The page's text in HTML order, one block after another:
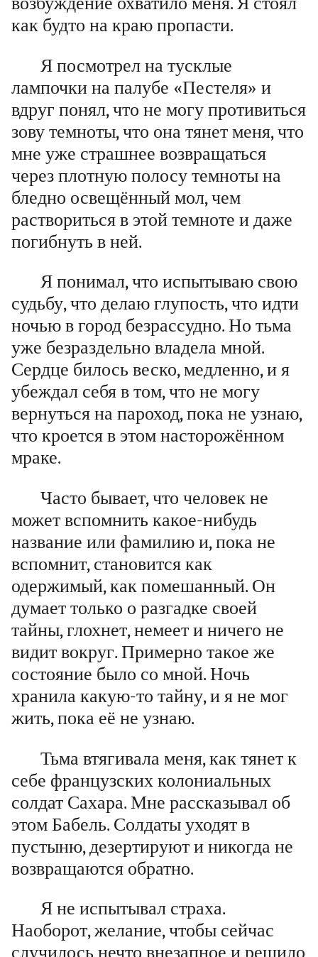
как будто на краю пропасти.
Я посмотрел на тусклые
лампочки на палубе «Пестеля» и
вдруг понял, что не могу противиться
зову темноты, что она тянет меня, что
мне уже страшнее возвращаться
через плотную полосу темноты на
бледно освещённый мол, чем
раствориться в этой темноте и даже
погибнуть в ней.
Я понимал, что испытываю свою
судьбу, что делаю глупость, что идти
ночью в город безрассудно. Но тьма
уже безраздельно владела мной.
Сердце билось веско, медленно, и я
убеждал себя в том, что не могу
вернуться на пароход, пока не узнаю,
что кроется в этом насторожённом
мраке.
Часто бывает, что человек не
может вспомнить какое-нибудь
название или фамилию и, пока не
вспомнит, становится как
одержимый, как помешанный. Он
думает только о разгадке своей
тайны, глохнет, немеет и ничего не
видит вокруг. Примерно такое же
состояние было со мной. Ночь
хранила какую-то тайну, и я не мог
жить, пока её не узнаю.
Тьма втягивала меня, как тянет к
себе французских колониальных
солдат Сахара. Мне рассказывал об
этом Бабель. Солдаты уходят в
пустыню, дезертируют и никогда не
возвращаются обратно.
Я не испытывал страха.
Наоборот, желание, чтобы сейчас
случилось нечто внезапное и решило